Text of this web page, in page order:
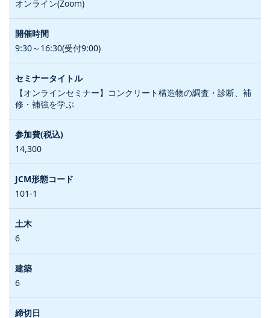
オンライン(Zoom)
9:30～16:30(受付9:00)
【オンラインセミナー】コンクリート構造物の調査・診断、補
修・補強を学ぶ
14,300
101-1
6
6